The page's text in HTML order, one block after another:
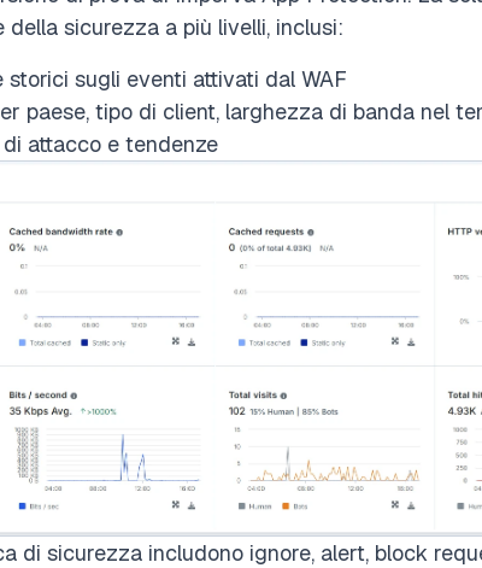
sicurezza a più livelli, inclusi:
storici sugli eventi attivati dal WAF
paese, tipo di client, larghezza di banda nel
attacco e tendenze
di sicurezza includono ignore, alert, block